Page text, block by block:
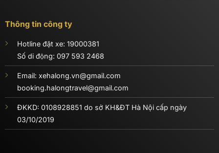
Thông tin công ty
Hotline đặt xe: 19000381
Số di động: 097 593 2468
Email: xehalong.vn@gmail.com
booking.halongtravel@gmail.com
ĐKKD: 0108928851 do sở KH&ĐT Hà Nội cấp ngày
03/10/2019